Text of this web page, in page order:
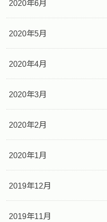
2020年6月
2020年5月
2020年4月
2020年3月
2020年2月
2020年1月
2019年12月
2019年11月